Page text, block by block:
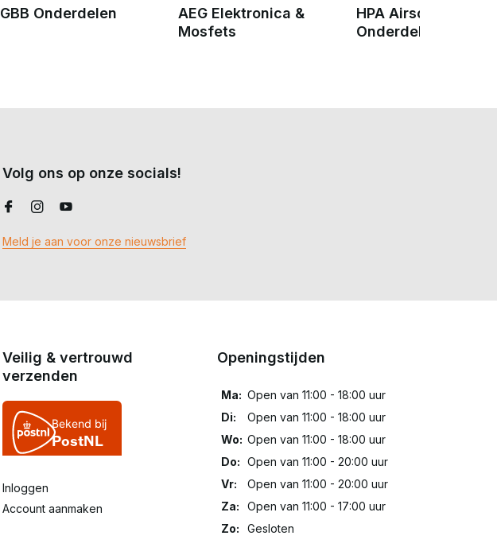
GBB Onderdelen
AEG Elektronica &
Mosfets
HPA Airsoft
Onderdelen
Volg ons op onze socials!
Meld je aan voor onze nieuwsbrief
Veilig & vertrouwd
verzenden
Inloggen
Account aanmaken
Openingstijden
Ma: Open van 11:00 - 18:00 uur
Di:
Open van 11:00 - 18:00 uur
Wo: Open van 11:00 - 18:00 uur
Do: Open van 11:00 - 20:00 uur
Vr:
Open van 11:00 - 20:00 uur
Za:
Open van 11:00 - 17:00 uur
Zo:
Gesloten